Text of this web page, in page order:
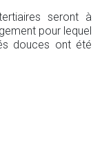
seront à
pour lequel
douces ont été